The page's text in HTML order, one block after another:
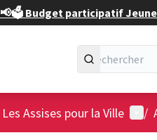
📢🗳️ Budget participatif
Les Assises pour la Ville /